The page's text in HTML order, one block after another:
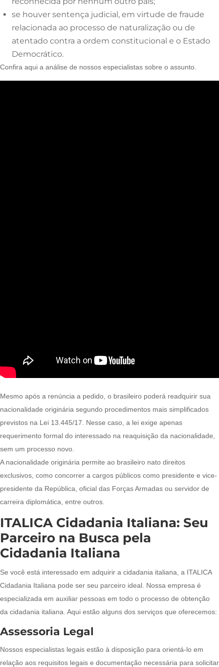
se houver sentença judicial, em virtude de fraude
relacionada ao processo de naturalização ou de
atentado contra a ordem constitucional e o Estado
Democrático.
Confira aqui a análise de nossos especialistas sobre o assunto.
Mesmo após a renúncia a pedido, o brasileiro poderá readquirir sua
nacionalidade originária segundo procedimentos mais simplificados
previstos na Lei 13.445/17. Nesse caso, a lei exige apenas
requerimento formal do interessado na reaquisição da nacionalidade,
sem um processo novo.
A nacionalidade originária permite ao brasileiro nato direitos
exclusivos, como concorrer a cargos públicos como presidente e vice-
presidente da República, oficial das Forças Armadas ou servidor de
carreira diplomática, entre outros.
ITALICA Cidadania Italiana: Seu
Parceiro na Busca pela
Cidadania Italiana
Se você está interessado em adquirir a cidadania italiana, a ITALICA
Cidadania Italiana pode ser seu parceiro ideal. Nossa empresa é
especializada em auxiliar pessoas em todo o processo de obtenção
da cidadania italiana. Aqui estão alguns dos serviços que oferecemos:
Assessoria Legal
Nossos especialistas legais estão à disposição para orientá-lo em
relação aos requisitos legais e documentação necessária para solicitar